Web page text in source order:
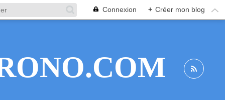
Connexion + Créer mon blog